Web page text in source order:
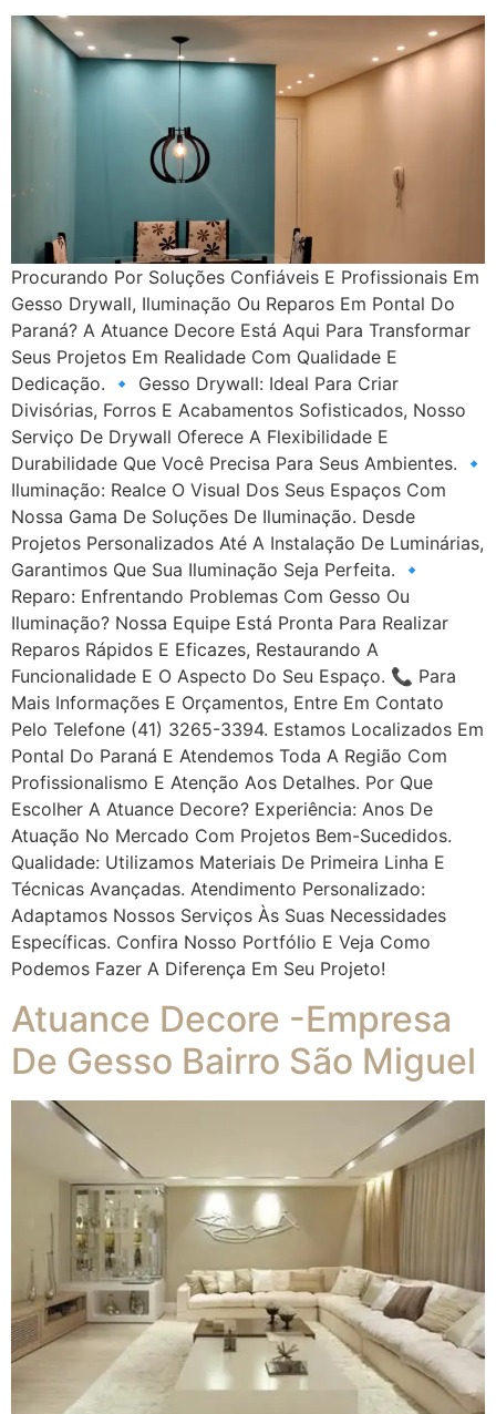
Procurando Por Soluções Confiáveis E Profissionais Em
Gesso Drywall, Iluminação Ou Reparos Em Pontal Do
Paraná? A Atuance Decore Está Aqui Para Transformar
Seus Projetos Em Realidade Com Qualidade E
Dedicação. 🔹 Gesso Drywall: Ideal Para Criar
Divisórias, Forros E Acabamentos Sofisticados, Nosso
Serviço De Drywall Oferece A Flexibilidade E
Durabilidade Que Você Precisa Para Seus Ambientes. 🔹
Iluminação: Realce O Visual Dos Seus Espaços Com
Nossa Gama De Soluções De Iluminação. Desde
Projetos Personalizados Até A Instalação De Luminárias,
Garantimos Que Sua Iluminação Seja Perfeita. 🔹
Reparo: Enfrentando Problemas Com Gesso Ou
Iluminação? Nossa Equipe Está Pronta Para Realizar
Reparos Rápidos E Eficazes, Restaurando A
Funcionalidade E O Aspecto Do Seu Espaço. 📞 Para
Mais Informações E Orçamentos, Entre Em Contato
Pelo Telefone (41) 3265-3394. Estamos Localizados Em
Pontal Do Paraná E Atendemos Toda A Região Com
Profissionalismo E Atenção Aos Detalhes. Por Que
Escolher A Atuance Decore? Experiência: Anos De
Atuação No Mercado Com Projetos Bem-Sucedidos.
Qualidade: Utilizamos Materiais De Primeira Linha E
Técnicas Avançadas. Atendimento Personalizado:
Adaptamos Nossos Serviços Às Suas Necessidades
Específicas. Confira Nosso Portfólio E Veja Como
Podemos Fazer A Diferença Em Seu Projeto!
Atuance Decore -Empresa
De Gesso Bairro São Miguel